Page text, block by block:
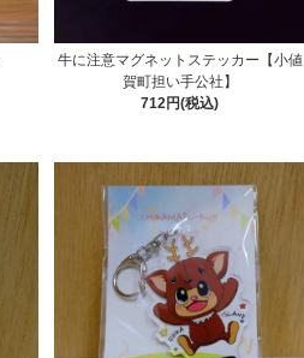
牛に注意マグネットステッカー【小値
賀町担い手公社】
712円(税込)